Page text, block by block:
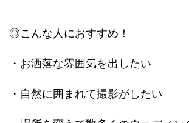
◎こんな人におすすめ！
・お洒落な雰囲気を出したい
・自然に囲まれて撮影がしたい